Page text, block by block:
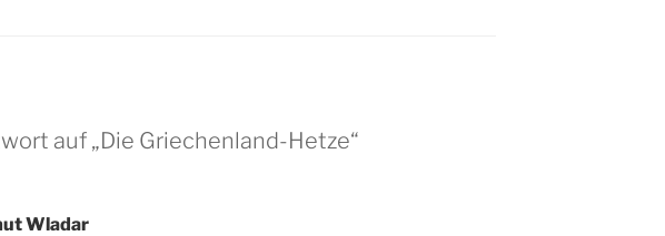
auf „Die Griechenland-Hetze“
Wladar